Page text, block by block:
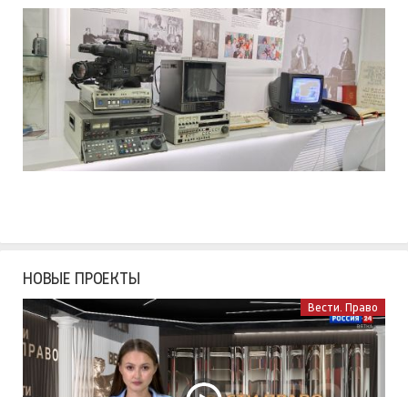
НОВЫЕ ПРОЕКТЫ
Вести. Право